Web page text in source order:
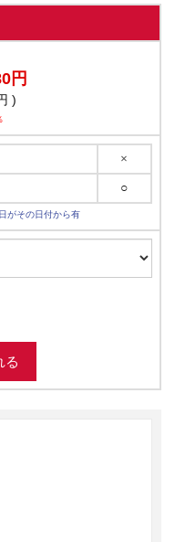
円
)
×
○
がその日付から有